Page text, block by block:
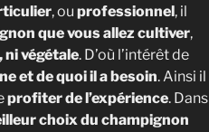
, ou professionnel, il
que vous allez cultiver,
ni végétale. D’où l’intérêt de
et de quoi il a besoin. Ainsi il
profiter de l’expérience. Dans
choix du champignon